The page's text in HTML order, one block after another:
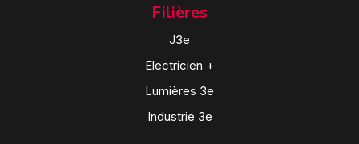
Filières
J3e
Electricien +
Lumières 3e
Industrie 3e